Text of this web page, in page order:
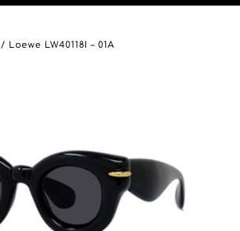
/ Loewe LW40118I – 01A